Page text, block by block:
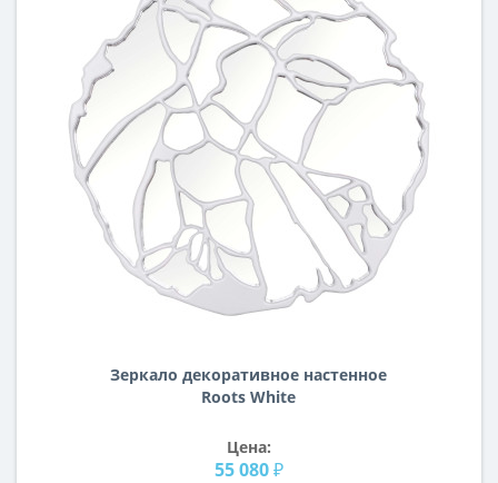
Зеркало декоративное настенное
Roots White
Цена:
55 080 ₽